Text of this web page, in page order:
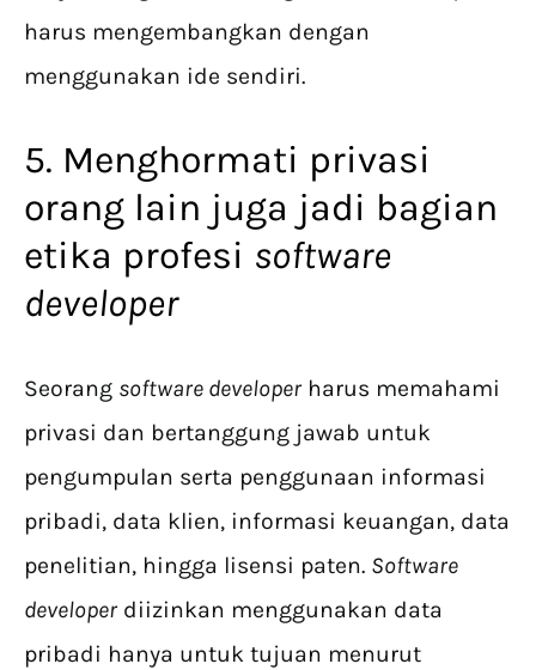
harus mengembangkan dengan
menggunakan ide sendiri.
5. Menghormati privasi
orang lain juga jadi bagian
etika profesi software
developer
Seorang software developer harus memahami
privasi dan bertanggung jawab untuk
pengumpulan serta penggunaan informasi
pribadi, data klien, informasi keuangan, data
penelitian, hingga lisensi paten. Software
developer diizinkan menggunakan data
pribadi hanya untuk tujuan menurut